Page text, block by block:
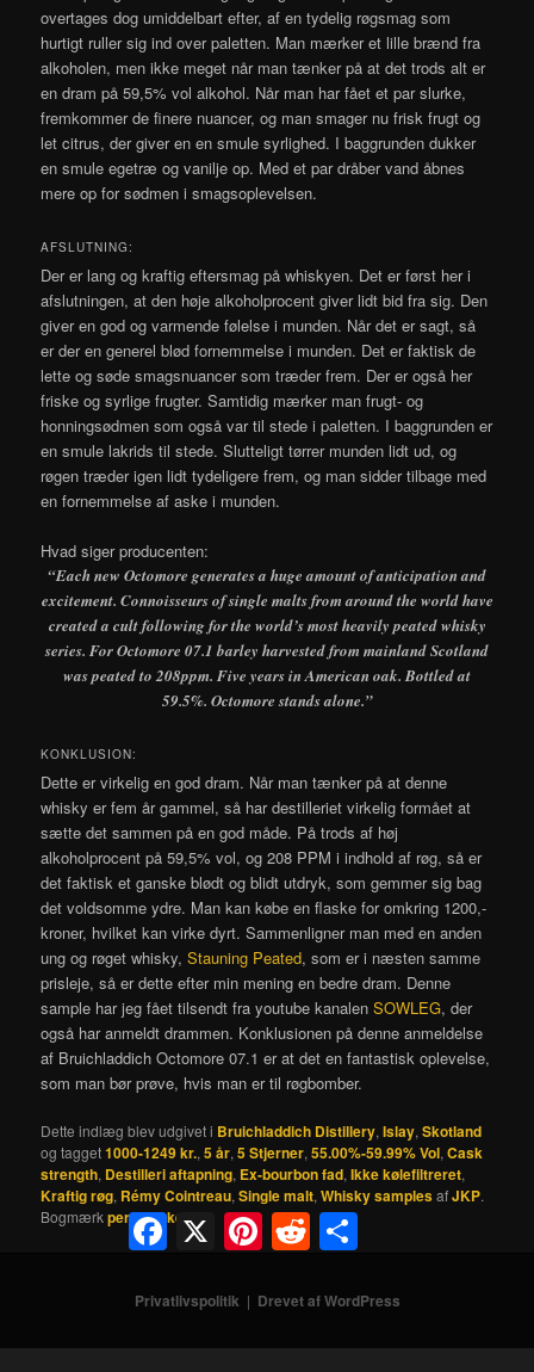
overtages dog umiddelbart efter, af en tydelig røgsmag som
hurtigt ruller sig ind over paletten. Man mærker et lille brænd fra
alkoholen, men ikke meget når man tænker på at det trods alt er
en dram på 59,5% vol alkohol. Når man har fået et par slurke,
fremkommer de finere nuancer, og man smager nu frisk frugt og
let citrus, der giver en en smule syrlighed. I baggrunden dukker
en smule egetræ og vanilje op. Med et par dråber vand åbnes
mere op for sødmen i smagsoplevelsen.
AFSLUTNING:
Der er lang og kraftig eftersmag på whiskyen. Det er først her i
afslutningen, at den høje alkoholprocent giver lidt bid fra sig. Den
giver en god og varmende følelse i munden. Når det er sagt, så
er der en generel blød fornemmelse i munden. Det er faktisk de
lette og søde smagsnuancer som træder frem. Der er også her
friske og syrlige frugter. Samtidig mærker man frugt- og
honningsødmen som også var til stede i paletten. I baggrunden er
en smule lakrids til stede. Slutteligt tørrer munden lidt ud, og
røgen træder igen lidt tydeligere frem, og man sidder tilbage med
en fornemmelse af aske i munden.
Hvad siger producenten:
“Each new Octomore generates a huge amount of anticipation and
excitement. Connoisseurs of single malts from around the world have
created a cult following for the world’s most heavily peated whisky
series. For Octomore 07.1 barley harvested from mainland Scotland
was peated to 208ppm. Five years in American oak. Bottled at
59.5%. Octomore stands alone.”
KONKLUSION:
Dette er virkelig en god dram. Når man tænker på at denne
whisky er fem år gammel, så har destilleriet virkelig formået at
sætte det sammen på en god måde. På trods af høj
alkoholprocent på 59,5% vol, og 208 PPM i indhold af røg, så er
det faktisk et ganske blødt og blidt utdryk, som gemmer sig bag
det voldsomme ydre. Man kan købe en flaske for omkring 1200,-
kroner, hvilket kan virke dyrt. Sammenligner man med en anden
ung og røget whisky,Stauning Peated, som er i næsten samme
prisleje, så er dette efter min mening en bedre dram. Denne
sample har jeg fået tilsendt fra youtube kanalenSOWLEG, der
også har anmeldt drammen. Konklusionen på denne anmeldelse
af Bruichladdich Octomore 07.1 er at det en fantastisk oplevelse,
som man bør prøve, hvis man er til røgbomber.
Dette indlæg blev udgivet i Bruichladdich Distillery,Islay,Skotland
og tagget1000-1249 kr.,5 år,5 Stjerner,55.00%-59.99% Vol,Cask
strength, Destilleri aftapning, Ex-bourbon fad,Ikke kølefiltreret,
Kraftig røg, Rémy Cointreau,Single malt,Whisky samplesafJKP.
Bogmærkpermalinket.
Privatlivspolitik Drevet af WordPress
Facebook
X PinterestReddit